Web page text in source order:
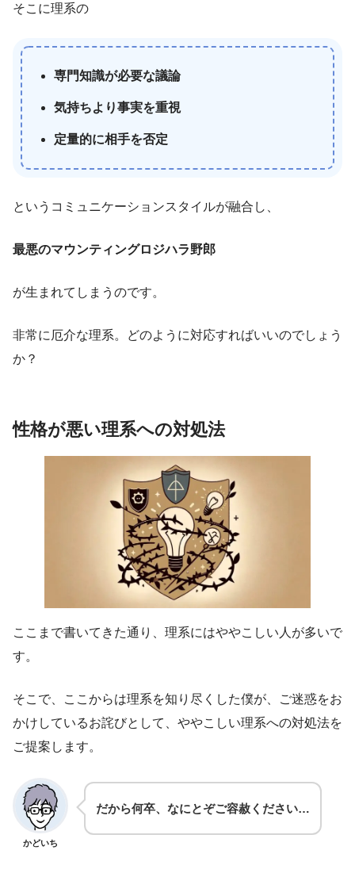
そこに理系の
専門知識が必要な議論
気持ちより事実を重視
定量的に相手を否定
というコミュニケーションスタイルが融合し、
最悪のマウンティングロジハラ野郎
が生まれてしまうのです。
非常に厄介な理系。どのように対応すればいいのでしょう
か？
性格が悪い理系への対処法
ここまで書いてきた通り、理系にはややこしい人が多いで
す。
そこで、ここからは理系を知り尽くした僕が、ご迷惑をお
かけしているお詫びとして、ややこしい理系への対処法を
ご提案します。
かどいち
だから何卒、なにとぞご容赦ください…